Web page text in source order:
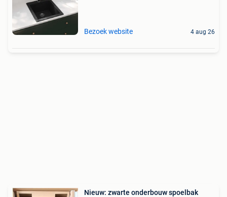
Bezoek website 4 aug 26
Nieuw: zwarte onderbouw spoelbak